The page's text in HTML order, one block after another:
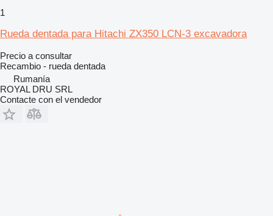
1
Rueda dentada para Hitachi ZX350 LCN-3 excavadora
Precio a consultar
Recambio - rueda dentada
Rumanía
ROYAL DRU SRL
Contacte con el vendedor